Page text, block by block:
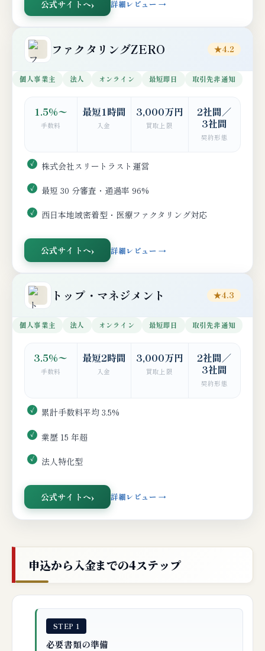
公式サイトへ 詳細レビュー →
ファクタリングZERO ★4.2
個人事業主 法人 オンライン 最短即日 取引先非通知
1.5%〜
手数料
最短1時間
入金
3,000万円
買取上限
2社間／
3社間
契約形態
株式会社スリートラスト運営
最短 30 分審査・通過率 96%
西日本地域密着型・医療ファクタリング対応
公式サイトへ 詳細レビュー →
トップ・マネジメント ★4.3
個人事業主 法人 オンライン 最短即日 取引先非通知
3.5%〜
手数料
最短2時間
入金
3,000万円
買取上限
2社間／
3社間
契約形態
累計手数料平均 3.5%
業歴 15 年超
法人特化型
公式サイトへ 詳細レビュー →
申込から入金までの4ステップ
STEP 1
必要書類の準備